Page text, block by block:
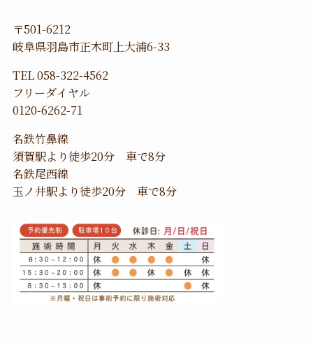
〒501-6212
岐阜県羽島市正木町上大浦6-33
TEL 058-322-4562
フリーダイヤル
0120-6262-71
名鉄竹鼻線
須賀駅より徒歩20分 車で8分
名鉄尾西線
玉ノ井駅より徒歩20分 車で8分